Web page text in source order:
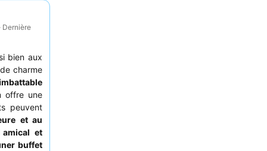
Dernière
bien aux
charme
offre une
peuvent
et au
amical et
buffet